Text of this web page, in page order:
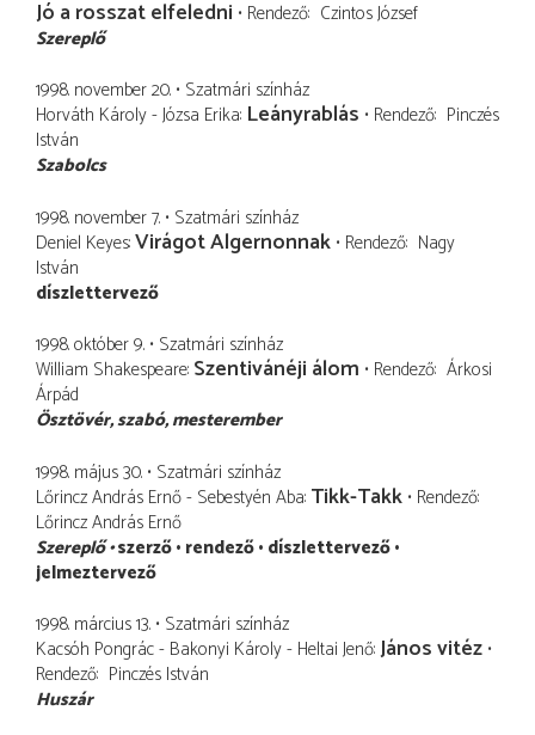
Jó a rosszat elfeledni Rendező Czintos József
Szereplő
1998. november 20. Szatmári színház
Horváth Károly - Józsa Erika Leányrablás Rendező Pinczés
István
Szabolcs
1998. november 7. Szatmári színház
Deniel Keyes Virágot Algernonnak Rendező Nagy
István
díszlettervező
1998. október 9. Szatmári színház
William Shakespeare Szentivánéji álom Rendező Árkosi
Árpád
Ösztövér szabó, mesterember
1998. május 30. Szatmári színház
Lőrincz András Ernő - Sebestyén Aba Tikk-Takk Rendező
Lőrincz András Ernő
Szereplő szerző rendező díszlettervező
jelmeztervező
1998. március 13. Szatmári színház
Kacsóh Pongrác - Bakonyi Károly - Heltai Jenő János vitéz
Rendező Pinczés István
Huszár